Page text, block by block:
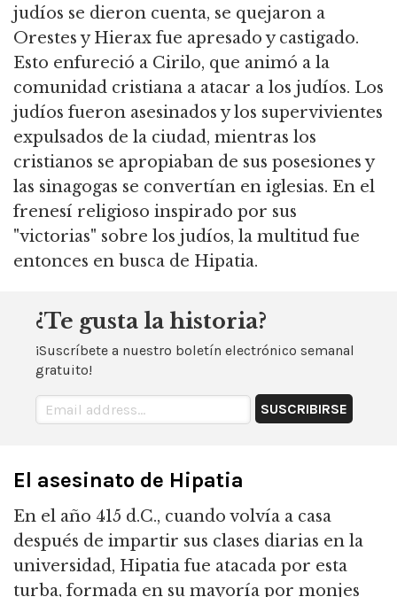
judíos se dieron cuenta, se quejaron a
Orestes y Hierax fue apresado y castigado.
Esto enfureció a Cirilo, que animó a la
comunidad cristiana a atacar a los judíos. Los
judíos fueron asesinados y los supervivientes
expulsados de la ciudad, mientras los
cristianos se apropiaban de sus posesiones y
las sinagogas se convertían en iglesias. En el
frenesí religioso inspirado por sus
"victorias" sobre los judíos, la multitud fue
entonces en busca de Hipatia.
¿Te gusta la historia?
¡Suscríbete a nuestro boletín electrónico semanal
gratuito!
El asesinato de Hipatia
En el año 415 d.C., cuando volvía a casa
después de impartir sus clases diarias en la
universidad, Hipatia fue atacada por esta
turba, formada en su mayoría por monjes